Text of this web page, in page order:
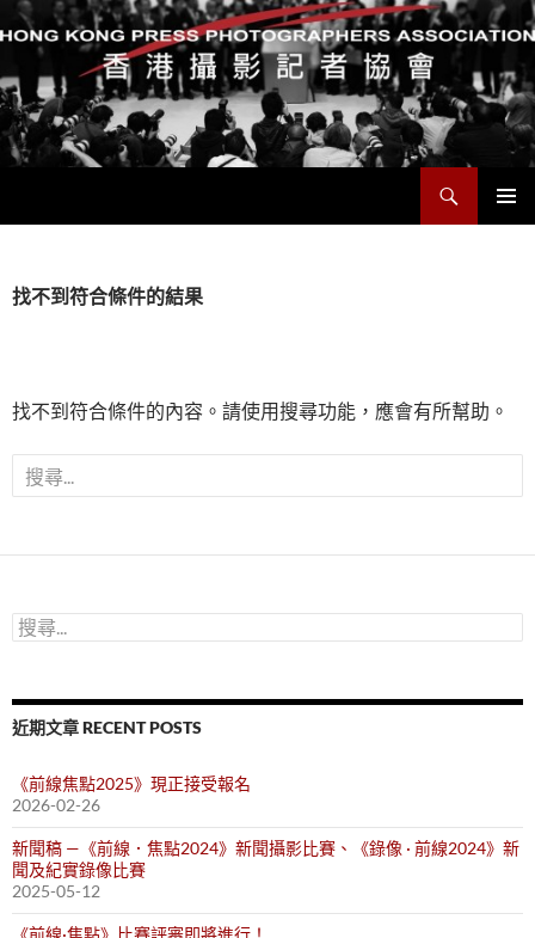
要
找不到符合條件的結果
找不到符合條件的內容。請使用搜尋功能，應會有所幫助。
搜
尋
鍵
搜
尋
字:
近期文章 RECENT POSTS
《前線焦點2025》現正接受報名
2026-02-26
新聞稿 —《前線．焦點2024》新聞攝影比賽、《錄像 · 前線2024》新
聞及紀實錄像比賽
2025-05-12
《前線·焦點》比賽評審即將進行！